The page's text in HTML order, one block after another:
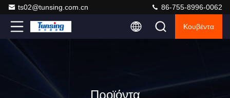
ts02@tunsing.com.cn 86-755-8996-0062
Κουβέντα
Προϊόντα